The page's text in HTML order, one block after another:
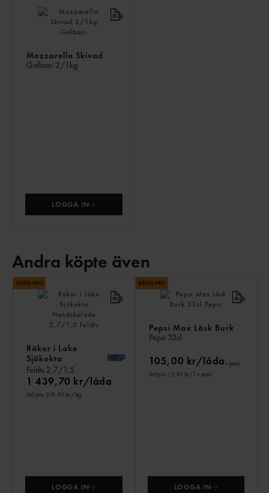
Mozzarella Skivad
Galbani 2/1kg
LOGGA IN
Andra köpte även
Räkor i Lake
Sjökokta
Handskalade
Feldts 2,7/1,5
1 439,70 kr/låda
Jmf.pris 319,95 kr/ kg
LOGGA IN
Pepsi Max Läsk Burk
Pepsi 33cl
105,00 kr/låda+ pant
Jmf.pris 15,91 kr/ l + pant
LOGGA IN